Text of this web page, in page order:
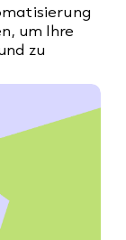
um Ihre
zu